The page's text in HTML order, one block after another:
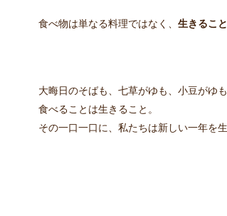
食べ物は単なる料理ではなく、 生きるこ
大晦日のそばも、七草がゆも、小豆がゆ
食べることは生きること。
その一口一口に、私たちは新しい一年を